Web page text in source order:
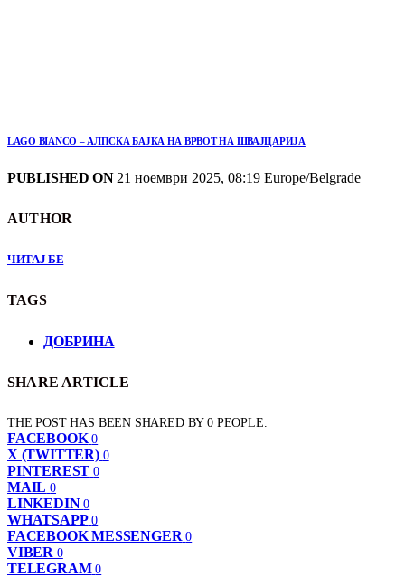
LAGO BIANCO – АЛПСКА БАЈКА НА ВРВОТ НА ШВАЈЦАРИЈА
PUBLISHED ON21 ноември 2025, 08:19 Europe/Belgrade
AUTHOR
ЧИТАЈ БЕ
TAGS
ДОБРИНА
SHARE ARTICLE
THE POST HAS BEEN SHARED BY0 PEOPLE.
FACEBOOK 0
X (TWITTER) 0
PINTEREST 0
MAIL 0
LINKEDIN 0
WHATSAPP 0
FACEBOOK MESSENGER 0
VIBER 0
TELEGRAM 0